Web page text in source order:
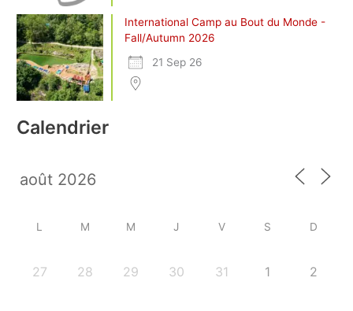
International Camp au Bout du Monde -
Fall/Autumn 2026
21 Sep 26
Calendrier
L M M J V S D
27 28 29 30 31 1 2